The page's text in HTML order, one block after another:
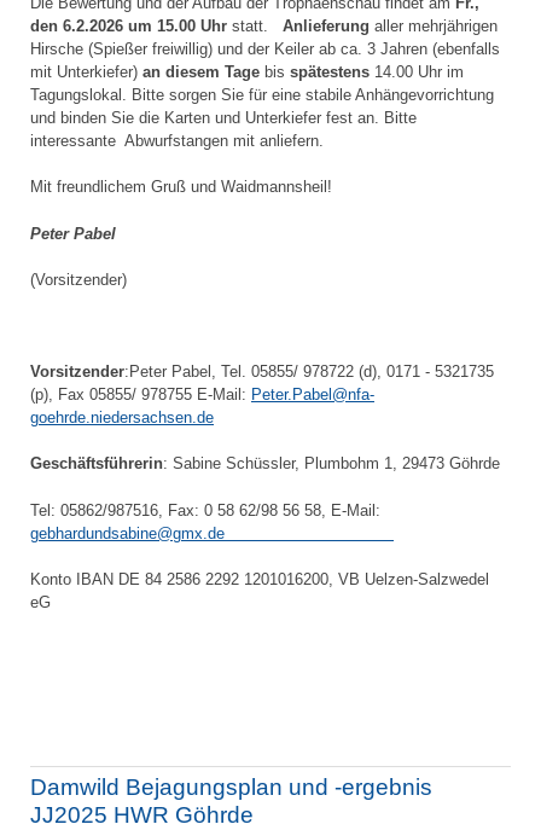
den 6.2.2026 um 15.00 Uhr statt. Anlieferung aller mehrjährigen
Hirsche (Spießer freiwillig) und der Keiler ab ca. 3 Jahren (ebenfalls
mit Unterkiefer) an diesem Tage bis spätestens 14.00 Uhr im
Tagungslokal. Bitte sorgen Sie für eine stabile Anhängevorrichtung
und binden Sie die Karten und Unterkiefer fest an. Bitte
interessante Abwurfstangen mit anliefern.
Mit freundlichem Gruß und Waidmannsheil!
Peter Pabel
(Vorsitzender)
Vorsitzender:Peter Pabel, Tel. 05855/ 978722 (d), 0171 - 5321735
(p), Fax 05855/ 978755 E-Mail: Peter.Pabel@nfa-
goehrde.niedersachsen.de
Geschäftsführerin: Sabine Schüssler, Plumbohm 1, 29473 Göhrde
Tel: 05862/987516, Fax: 0 58 62/98 56 58, E-Mail:
gebhardundsabine@gmx.de
Konto IBAN DE 84 2586 2292 1201016200, VB Uelzen-Salzwedel
eG
Damwild Bejagungsplan und -ergebnis
JJ2025 HWR Göhrde